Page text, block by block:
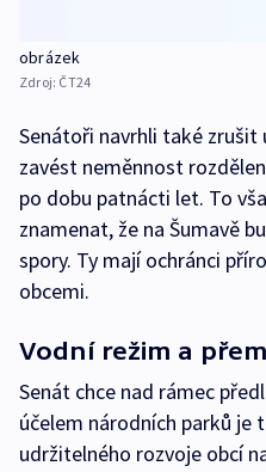
obrázek
Zdroj: ČT24
Senátoři navrhli také
zavést neměnnost
po dobu patnácti let. To
znamenat, že na Šumavě
spory. Ty mají ochránci
obcemi.
Vodní režim a
Senát chce nad rámec
účelem národních parků je
udržitelného rozvoje obcí